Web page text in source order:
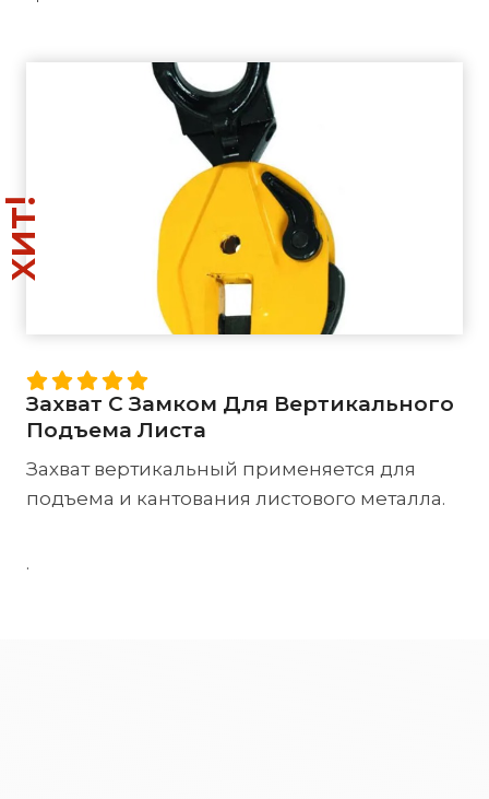
Захват С Замком Для Вертикального
Подъема Листа
Захват вертикальный применяется для
подъема и кантования листового металла.
.